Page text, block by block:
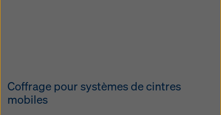
Coffrage pour systèmes de cintres
mobiles